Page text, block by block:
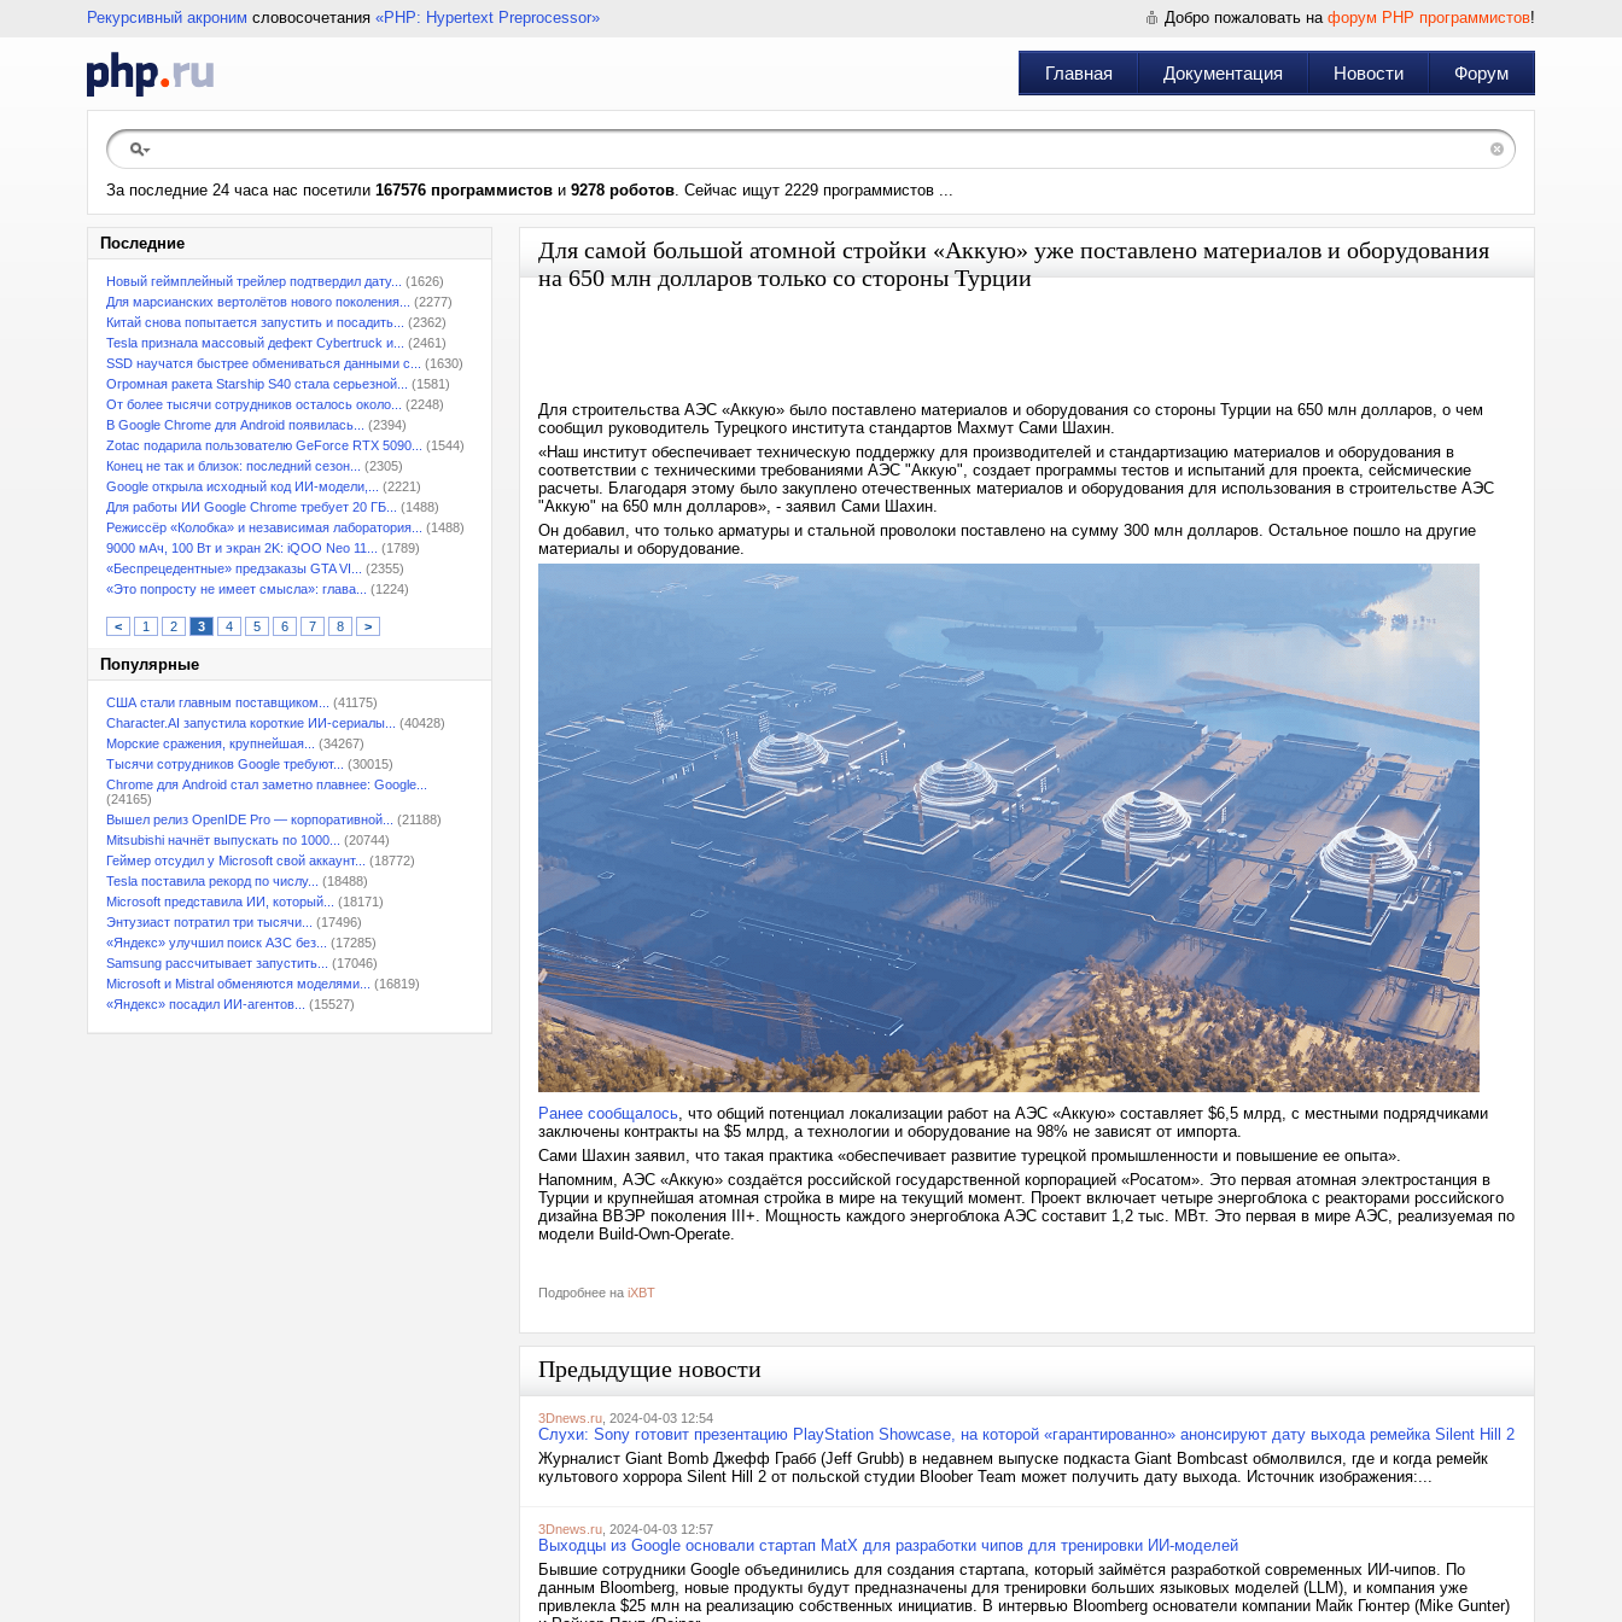
Рекурсивный акроним словосочетания «PHP: Hypertext Preprocessor» Добро пожаловать на форум PHP программистов!
Главная Документация Новости Форум
За последние 24 часа нас посетили 167576 программистов и 9278 роботов. Сейчас ищут 2229 программистов ...
Последние
Новый геймплейный трейлер подтвердил дату...
(1626)
Для марсианских вертолётов нового поколения...
(2277)
Китай снова попытается запустить и посадить...
(2362)
Tesla признала массовый дефект Cybertruck и...
(2461)
SSD научатся быстрее обмениваться данными с...
(1630)
Огромная ракета Starship S40 стала серьезной...
(1581)
От более тысячи сотрудников осталось около...
(2248)
В Google Chrome для Android появилась...
(2394)
Zotac подарила пользователю GeForce RTX 5090...
(1544)
Конец не так и близок: последний сезон...
(2305)
Google открыла исходный код ИИ-модели,...
(2221)
Для работы ИИ Google Chrome требует 20 ГБ...
(1488)
Режиссёр «Колобка» и независимая лаборатория...
(1488)
9000 мАч, 100 Вт и экран 2K: iQOO Neo 11...
(1789)
«Беспрецедентные» предзаказы GTA VI...
(2355)
«Это попросту не имеет смысла»: глава...
(1224)
< 1 2 3 4 5 6 7 8 >
Популярные
США стали главным поставщиком...
(41175)
Character.AI запустила короткие ИИ-сериалы...
(40428)
Морские сражения, крупнейшая...
(34267)
Тысячи сотрудников Google требуют...
(30015)
Chrome для Android стал заметно плавнее: Google...
(24165)
Вышел релиз OpenIDE Pro — корпоративной...
(21188)
Mitsubishi начнёт выпускать по 1000...
(20744)
Геймер отсудил у Microsoft свой аккаунт...
(18772)
Tesla поставила рекорд по числу...
(18488)
Microsoft представила ИИ, который...
(18171)
Энтузиаст потратил три тысячи...
(17496)
«Яндекс» улучшил поиск АЗС без...
(17285)
Samsung рассчитывает запустить...
(17046)
Microsoft и Mistral обменяются моделями...
(16819)
«Яндекс» посадил ИИ-агентов...
(15527)
Для самой большой атомной стройки «Аккую» уже поставлено материалов и оборудования
на 650 млн долларов только со стороны Турции
Для строительства АЭС «Аккую» было поставлено материалов и оборудования со стороны Турции на 650 млн долларов, о чем
сообщил руководитель Турецкого института стандартов Махмут Сами Шахин.
«Наш институт обеспечивает техническую поддержку для производителей и стандартизацию материалов и оборудования в
соответствии с техническими требованиями АЭС "Аккую", создает программы тестов и испытаний для проекта, сейсмические
расчеты. Благодаря этому было закуплено отечественных материалов и оборудования для использования в строительстве АЭС
"Аккую" на 650 млн долларов», - заявил Сами Шахин.
Он добавил, что только арматуры и стальной проволоки поставлено на сумму 300 млн долларов. Остальное пошло на другие
материалы и оборудование.
Ранее сообщалось, что общий потенциал локализации работ на АЭС «Аккую» составляет $6,5 млрд, с местными подрядчиками
заключены контракты на $5 млрд, а технологии и оборудование на 98% не зависят от импорта.
Сами Шахин заявил, что такая практика «обеспечивает развитие турецкой промышленности и повышение ее опыта».
Напомним, АЭС «Аккую» создаётся российской государственной корпорацией «Росатом». Это первая атомная электростанция в
Турции и крупнейшая атомная стройка в мире на текущий момент. Проект включает четыре энергоблока с реакторами российского
дизайна ВВЭР поколения III+. Мощность каждого энергоблока АЭС составит 1,2 тыс. МВт. Это первая в мире АЭС, реализуемая по
модели Build-Own-Operate.
Подробнее на iXBT
Предыдущие новости
3Dnews.ru , 2024-04-03 12:54
Слухи: Sony готовит презентацию PlayStation Showcase, на которой «гарантированно» анонсируют дату выхода ремейка Silent Hill 2
Журналист Giant Bomb Джефф Грабб (Jeff Grubb) в недавнем выпуске подкаста Giant Bombcast обмолвился, где и когда ремейк
культового хоррора Silent Hill 2 от польской студии Bloober Team может получить дату выхода. Источник изображения:...
3Dnews.ru , 2024-04-03 12:57
Выходцы из Google основали стартап MatX для разработки чипов для тренировки ИИ-моделей
Бывшие сотрудники Google объединились для создания стартапа, который займётся разработкой современных ИИ-чипов. По
данным Bloomberg, новые продукты будут предназначены для тренировки больших языковых моделей (LLM), и компания уже
привлекла $25 млн на реализацию собственных инициатив. В интервью Bloomberg основатели компании Майк Гюнтер (Mike Gunter)